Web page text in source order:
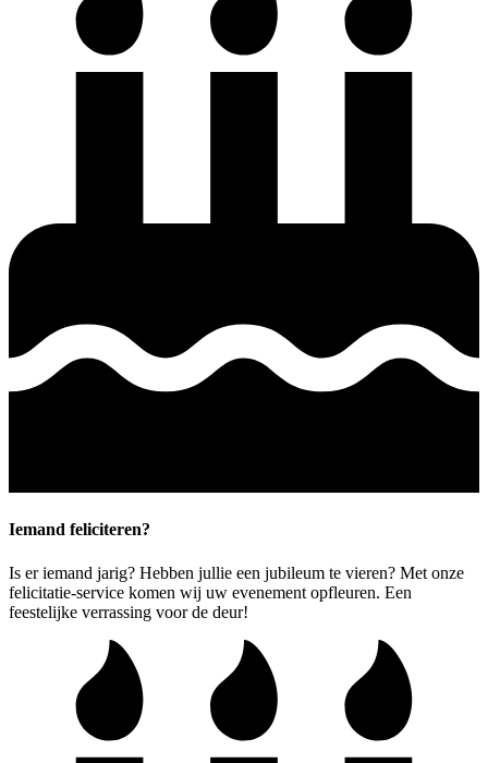
Iemand feliciteren?
Is er iemand jarig? Hebben jullie een jubileum te vieren? Met onze
felicitatie-service komen wij uw evenement opfleuren. Een
feestelijke verrassing voor de deur!